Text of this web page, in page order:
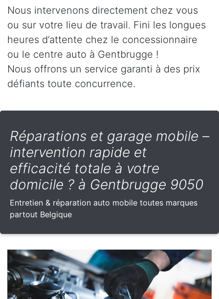
Nous intervenons directement chez vous
ou sur votre lieu de travail. Fini les longues
heures d’attente chez le concessionnaire
ou le centre auto à Gentbrugge !
Nous offrons un service garanti à des prix
défiants toute concurrence.
Réparations et garage mobile –
intervention rapide et
efficacité totale à votre
domicile ? à Gentbrugge 9050
Entretien & réparation auto mobile toutes marques
partout Belgique